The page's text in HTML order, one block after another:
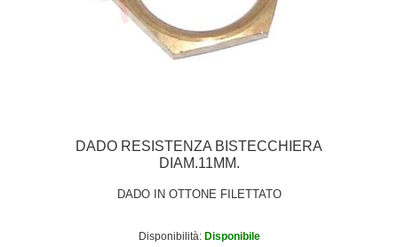
DADO RESISTENZA BISTECCHIERA
DIAM.11MM.
DADO IN OTTONE FILETTATO
Disponibilità: Disponibile